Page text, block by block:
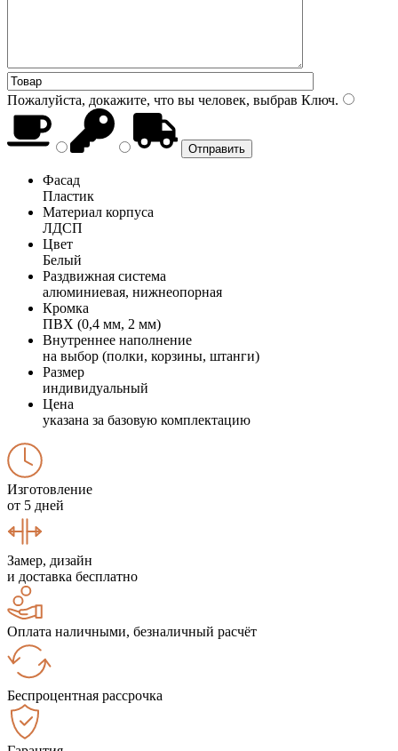
Пожалуйста, докажите, что вы человек, выбрав Ключ.
Фасад
Пластик
Материал корпуса
ЛДСП
Цвет
Белый
Раздвижная система
алюминиевая, нижнеопорная
Кромка
ПВХ (0,4 мм, 2 мм)
Внутреннее наполнение
на выбор (полки, корзины, штанги)
Размер
индивидуальный
Цена
указана за базовую комплектацию
Изготовление
от 5 дней
Замер, дизайн
и доставка бесплатно
Оплата наличными, безналичный расчёт
Беспроцентная рассрочка